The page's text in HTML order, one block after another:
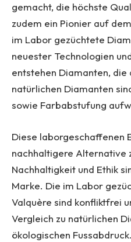
gemacht, die höchste
zudem ein Pionier auf
im Labor gezüchtete
neuester Technologien
entstehen Diamanten,
natürlichen Diamanten
sowie Farbabstufung
Diese laborgeschaffenen
nachhaltigere Alternative
Nachhaltigkeit und Ethik
Marke. Die im Labor
Valquère sind konfliktfrei
Vergleich zu natürlichen
ökologischen